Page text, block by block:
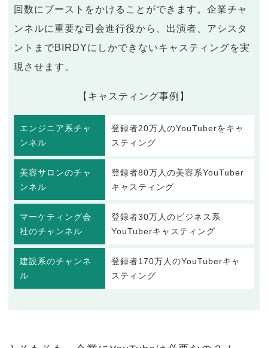
回数にブーストをかけることができます。企業チャ
ンネルに重要な司会進行役から、出演者、アシスタ
ントまでBIRDYにしかできないキャスティングを実
現させます。
【キャスティング事例】
エンジニア系チャ
ンネル
登録者20万人のYouTuberをキャ
スティング
美容サロンのチャ
ンネル
登録者80万人の美容系YouTuber
キャスティング
マーケティング会
社のチャンネル
登録者30万人のビジネス系
YouTuberキャスティング
建設系のチャンネ
ル
登録者170万人のYouTuberキャ
スティング